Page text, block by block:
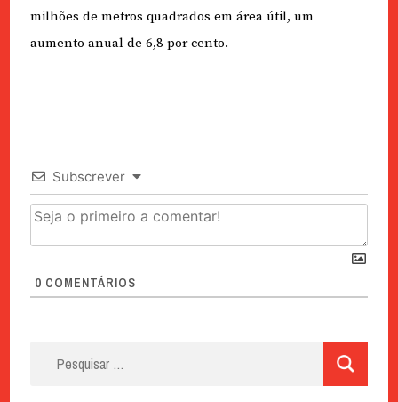
milhões de metros quadrados em área útil, um
aumento anual de 6,8 por cento.
Subscrever
0 COMENTÁRIOS